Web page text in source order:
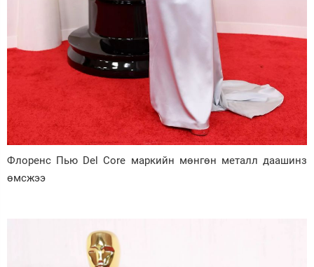
Флоренс Пью Del Core маркийн мөнгөн металл даашинз
өмсжээ